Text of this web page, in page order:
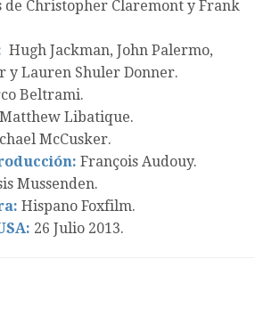
de Christopher Claremont y Frank
Hugh Jackman, John Palermo,
y Lauren Shuler Donner.
Beltrami.
Matthew Libatique.
McCusker.
François Audouy.
Mussenden.
Hispano Foxfilm.
26 Julio 2013.